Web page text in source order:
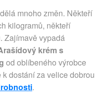
mnoho změn. Někteří
kilogramů, někteří
Zajímavě vypadá
krém s
od oblíbeného výrobce
dostání za velice dobrou
.